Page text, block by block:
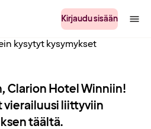
Kirjaudu sisään
kysytyt kysymykset
Clarion Hotel Winniin!
vierailuusi liittyviin
täältä.